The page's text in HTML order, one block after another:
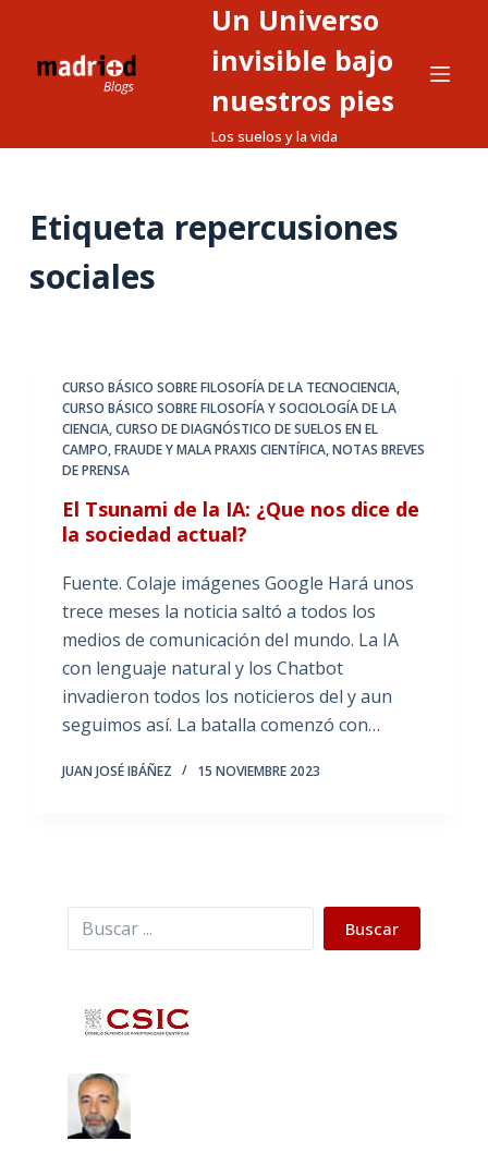
o
Un Universo
invisible bajo
nuestros pies
Los suelos y la vida
Etiqueta repercusiones
sociales
CURSO BÁSICO SOBRE FILOSOFÍA DE LA TECNOCIENCIA,
CURSO BÁSICO SOBRE FILOSOFÍA Y SOCIOLOGÍA DE LA
CIENCIA,CURSO DE DIAGNÓSTICO DE SUELOS EN EL
CAMPO,FRAUDE Y MALA PRAXIS CIENTÍFICA,NOTAS BREVES
DE PRENSA
El Tsunami de la IA: ¿Que nos dice de
la sociedad actual?
Fuente. Colaje imágenes Google Hará unos
trece meses la noticia saltó a todos los
medios de comunicación del mundo. La IA
con lenguaje natural y los Chatbot
invadieron todos los noticieros del y aun
seguimos así. La batalla comenzó con…
JUAN JOSÉ IBÁÑEZ 15 NOVIEMBRE 2023
Buscar Buscar